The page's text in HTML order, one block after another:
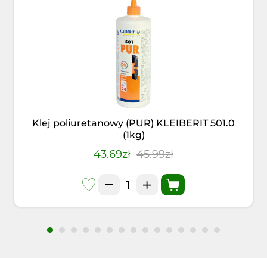
Klej poliuretanowy (PUR) KLEIBERIT 501.0
(1kg)
43.69zł 45.99zł